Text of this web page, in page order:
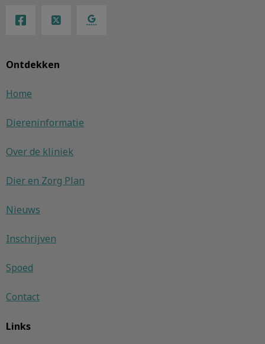
Ontdekken
Home
Diereninformatie
Over de kliniek
Dier en Zorg Plan
Nieuws
Inschrijven
Spoed
Contact
Links